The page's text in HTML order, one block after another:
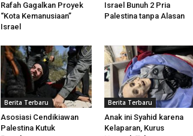
Rafah Gagalkan Proyek
“Kota Kemanusiaan”
Israel
Israel Bunuh 2 Pria
Palestina tanpa Alasan
Berita Terbaru
Asosiasi Cendikiawan
Palestina Kutuk
Berita Terbaru
Anak ini Syahid karena
Kelaparan, Kurus